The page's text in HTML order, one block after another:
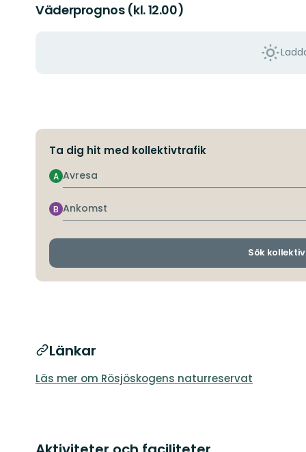
Väderprognos (kl. 12.00)
Ta dig hit med kollektivtrafik
Avresa
A
Ankomst
B
Sök
Länkar
Läs mer om Rösjöskogens naturreservat